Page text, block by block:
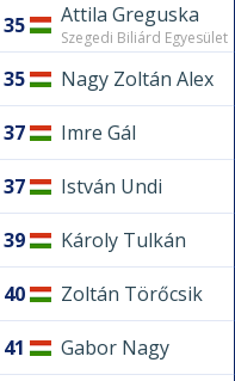
35 Attila Greguska
Szegedi Biliárd Egyesület
35 Nagy Zoltán Alex
37 Imre Gál
37 István Undi
39 Károly Tulkán
40 Zoltán Törőcsik
41 Gabor Nagy